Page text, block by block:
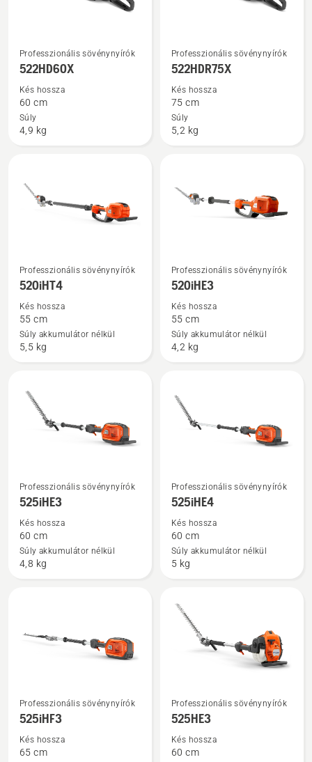
További
részletek
a(z)
522HD60X
termékről
Professzionális sövénynyírók
522HD60X
Kés hossza
60 cm
Súly
4,9 kg
További
részletek
a(z)
522HDR75X
termékről
Professzionális sövénynyírók
522HDR75X
Kés hossza
75 cm
Súly
5,2 kg
További
részletek
a(z)
520iHT4
termékről
Professzionális sövénynyírók
520iHT4
Kés hossza
55 cm
Súly akkumulátor nélkül
5,5 kg
További
részletek
a(z)
520iHE3
termékről
Professzionális sövénynyírók
520iHE3
Kés hossza
55 cm
Súly akkumulátor nélkül
4,2 kg
További
részletek
a(z)
525iHE3
termékről
Professzionális sövénynyírók
525iHE3
Kés hossza
60 cm
Súly akkumulátor nélkül
4,8 kg
További
részletek
a(z)
525iHE4
termékről
Professzionális sövénynyírók
525iHE4
Kés hossza
60 cm
Súly akkumulátor nélkül
5 kg
További
részletek
a(z)
525iHF3
Professzionális sövénynyírók
525iHF3
Kés hossza
65 cm
További
részletek
a(z)
525HE3
Professzionális sövénynyírók
525HE3
Kés hossza
60 cm